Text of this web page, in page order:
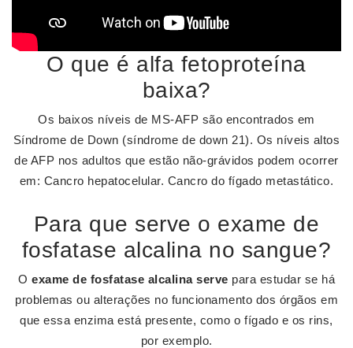
O que é alfa fetoproteína
baixa?
Os baixos níveis de MS-AFP são encontrados em
Síndrome de Down (síndrome de down 21). Os níveis altos
de AFP nos adultos que estão não-grávidos podem ocorrer
em: Cancro hepatocelular. Cancro do fígado metastático.
Para que serve o exame de
fosfatase alcalina no sangue?
O exame de fosfatase alcalina serve para estudar se há
problemas ou alterações no funcionamento dos órgãos em
que essa enzima está presente, como o fígado e os rins,
por exemplo.